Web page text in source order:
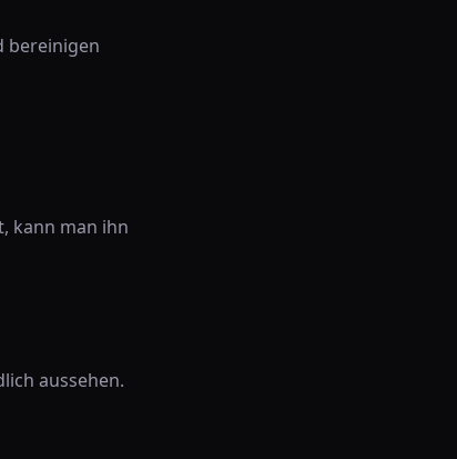
bereinigen
kann man ihn
aussehen.